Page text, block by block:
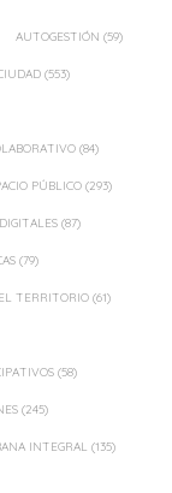
AUTOGESTIÓN (59)
(553)
(84)
PÚBLICO (293)
(87)
(79)
TERRITORIO (61)
(58)
(245)
INTEGRAL (135)